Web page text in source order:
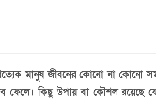
মানুষ জীবনের কোনো না কোনো
ফেলে। কিছু উপায় বা কৌশল রয়েছে